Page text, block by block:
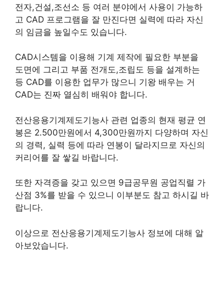
전자,건설,조선소 등 여러 분야에서 사용이 가능하
고 CAD 프로그램을 잘 만진다면 실력에 따라 자신
의 임금을 높일수도 있습니다.
CAD시스템을 이용해 기계 제작에 필요한 부분을
도면에 그리고 부품 전개도,조립도 등을 설계하는
등 CAD를 이용한 업무가 많으니 기왕 배우는 거
CAD는 진짜 열심히 배워야 합니다.
전산응용기계제도기능사 관련 업종의 현재 평균 연
봉은 2.500만원에서 4,300만원까지 다양하며 자신
의 경력, 실력 등에 따라 연봉이 달라지므로 자신의
커리어를 잘 쌓길 바랍니다.
또한 자격증을 갖고 있으면 9급공무원 공업직렬 가
산점 3%를 받을 수 있으니 이부분도 참고 하시길 바
랍니다.
이상으로 전산응용기계제도기능사 정보에 대해 알
아보았습니다.